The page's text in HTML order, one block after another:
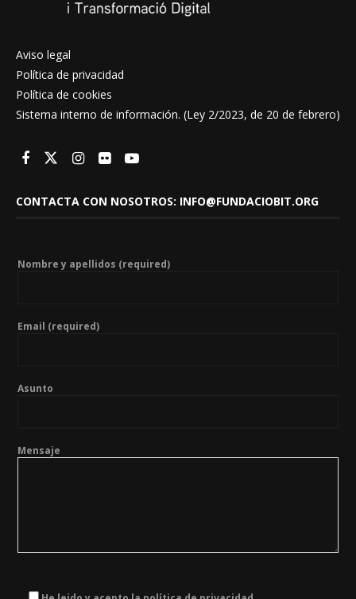
Aviso legal
Política de privacidad
Política de cookies
Sistema interno de información. (Ley 2/2023, de 20 de febrero)
CONTACTA CON NOSOTROS: INFO@FUNDACIOBIT.ORG
Nombre y apellidos (required)
Email (required)
Asunto
Mensaje